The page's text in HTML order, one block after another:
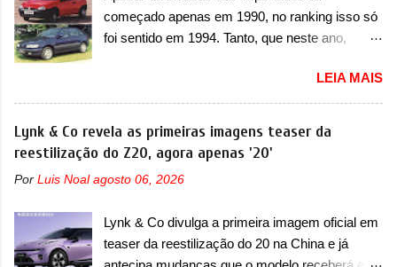
requerendo a atualização do software do
modulo de...
importantes que a concorrência nunca
conseguiu acompanhar e agora ela abre uma
T200, que estreou nos irmãos Pulse e
Fastback. "A Fiat Strada é mais do que uma
picape, é uma verdadeira revolução no
mercado automotivo. Há alguns anos era
improvável pensar que uma picape chagaria ao
Strada fez. Mais do que isso: ela é a prova viva
que time que está ganhando se mexe sim. Ao
longo da sua história, ela...
começado apenas em 1990, no ranking isso só
foi sentido em 1994. Tanto, que neste ano,
começar pelo Chevrolet Corsa, o mais
destacado deles no ranking que perdurou no
nosso mercado até início de 2012 e com
certeza foi um grandioso lançamento da
Chevrolet que assustou a concorrência. Nesse
ano também era lançada a nova geração do
ganhava uma nova geração feita do zero,
apelidada de "Bolinha" por suas formas
LEIA MAIS
Lynk & Co revela as primeiras imagens teaser da
reestilização do Z20, agora apenas '20'
Por Luis Noal agosto 06, 2026
Lynk & Co divulga a primeira imagem oficial em
teaser da reestilização do 20 na China e já